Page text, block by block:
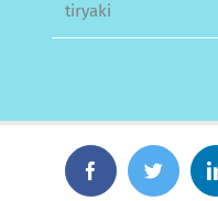
tiryaki
FacebookTwitter